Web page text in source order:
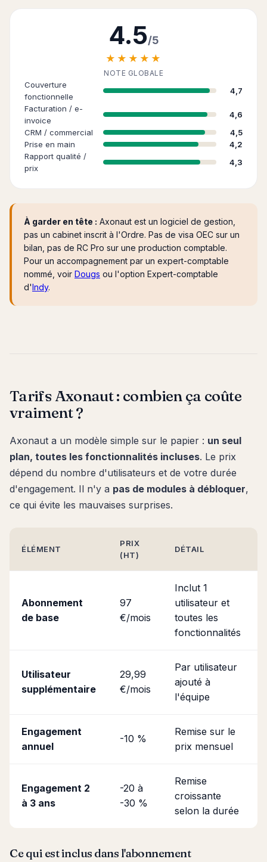
4.5/5
★★★★★
NOTE GLOBALE
Couverture
fonctionnelle
4,7
Facturation / e-
invoice
4,6
CRM / commercial
4,5
Prise en main
4,2
Rapport qualité /
prix
4,3
À garder en tête : Axonaut est un logiciel de gestion,
pas un cabinet inscrit à l'Ordre. Pas de visa OEC sur un
bilan, pas de RC Pro sur une production comptable.
Pour un accompagnement par un expert-comptable
nommé, voir Dougs ou l'option Expert-comptable
d'Indy.
Tarifs Axonaut : combien ça coûte
vraiment ?
Axonaut a un modèle simple sur le papier : un seul
plan, toutes les fonctionnalités incluses. Le prix
dépend du nombre d'utilisateurs et de votre durée
d'engagement. Il n'y a pas de modules à débloquer,
ce qui évite les mauvaises surprises.
ÉLÉMENT
PRIX
(HT)
DÉTAIL
Abonnement
de base
97
€/mois
Inclut 1
utilisateur et
toutes les
fonctionnalités
Utilisateur
supplémentaire
29,99
€/mois
Par utilisateur
ajouté à
l'équipe
Engagement
annuel
-10 %
Remise sur le
prix mensuel
Engagement 2
à 3 ans
-20 à
-30 %
Remise
croissante
selon la durée
Ce qui est inclus dans l'abonnement